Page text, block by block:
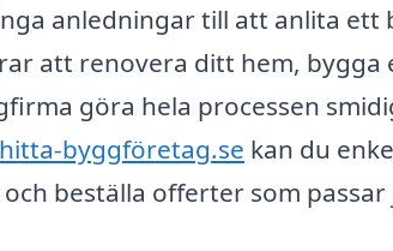
anledningar till att anlita
att renovera ditt hem,
göra hela processen
hitta-byggföretag.se kan du
beställa offerter som passar